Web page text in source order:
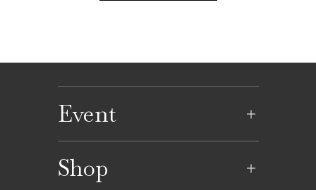
Event
イベントカレンダー
Shop